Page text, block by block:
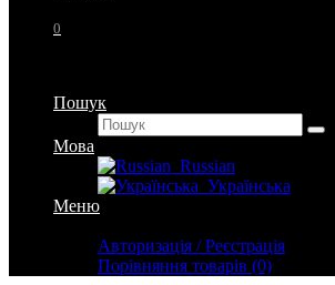
0
Пошук
Мова
Russian
Українська
Меню
Авторизація / Реєстрація
Порівняння товарів (0)